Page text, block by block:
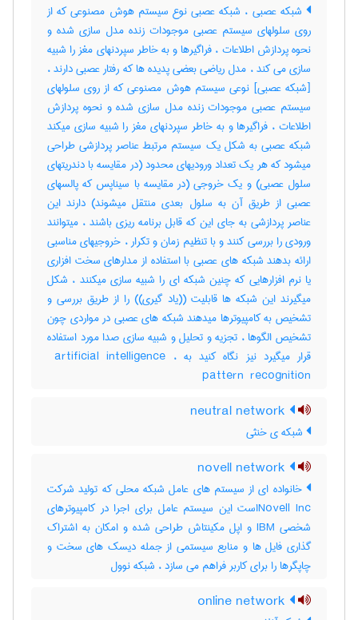
شبکه عصبی ، شبکه عصبی نوع سیستم هوش مصنوعی که از
روی سلولهای سیستم عصبی موجودات زنده مدل سازی شده و
نحوه پردازش اطلاعات ، فراگیرها و به خاطر سپردنهای مغز را شبیه
سازی می کند ، مدل ریاضی بعضی پدیده ها که رفتار عصبی دارند ،
[شبکه عصبی] نوعی سیستم هوش مصنوعی که از روی سلولهای
سیستم عصبی موجودات زنده مدل سازی شده و نحوه پردازش
اطلاعات ، فراگیرها و به خاطر سپردنهای مغز را شبیه سازی میکند
شبکه عصبی به شکل یک سیستم مرتبط عناصر پردازشی طراحی
میشود که هر یک تعداد ورودیهای محدود (در مقایسه با دندریتهای
سلول عصبی) و یک خروجی (در مقایسه با سیناپس که پالسهای
عصبی از طریق آن به سلول بعدی منتقل میشوند) دارند این
عناصر پردازشی به جای این که قابل برنامه ریزی باشند ، میتوانند
ورودی را بررسی کنند و با تنظیم زمان و تکرار ، خروجیهای مناسبی
ارائه بدهند شبکه های عصبی با استفاده از مدارهای سخت افزاری
یا نرم افزارهایی که چنین شبکه ای را شبیه سازی میکنند ، شکل
میگیرند این شبکه ها قابلیت ((یاد گیری)) را از طریق بررسی و
تشخیص به کامپیوترها میدهند شبکه های عصبی در مواردی چون
تشخیص الگوها ، تجزیه و تحلیل و شبیه سازی صدا مورد استفاده
قرار میگیرد نیز نگاه کنید به ‎ artificial intelligence ،
‎pattern ‎ recognition
شبکه ی خنثی
خانواده ای از سیستم های عامل شبکه محلی که تولید شرکت
Novell Incاست این سیستم عامل برای اجرا در کامپیوترهای
شخصی IBM و اپل مکینتاش طراحی شده و امکان به اشتراک
گذاری فایل ها و منابع سیستمی از جمله دیسک های سخت و
چاپگرها را برای کاربر فراهم می سازد ، شبکه نوول